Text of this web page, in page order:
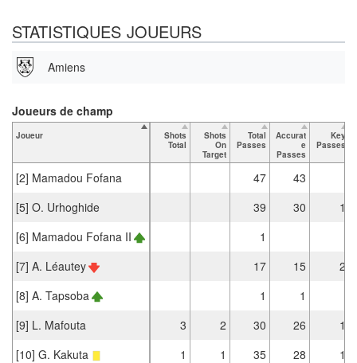
STATISTIQUES JOUEURS
Amiens
Joueur
Shots
Total
Shots
On
Target
Total
Passes
Accurat
e
Passes
Key
Passes
[2] Mamadou Fofana 47
43
[5] O. Urhoghide
39 30
1
[6] Mamadou Fofana II
1
[7] A. Léautey
17 15
2
[8] A. Tapsoba
1
1
[9] L. Mafouta
3 2 30 26
1
[10] G. Kakuta
1 1 35 28
1
Joueurs de champ